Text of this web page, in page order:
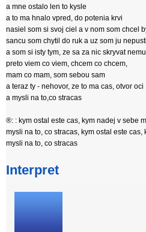
a mne ostalo len to kysle
a to ma hnalo vpred, do potenia krvi
nasiel som si svoj ciel a v nom som chcel
sancu som chytil do ruk a uz som ju nepustil
a som si isty tym, ze sa za nic skryvat
preto viem co viem, chcem co chcem,
mam co mam, som sebou sam
a teraz ty - nehovor, ze to ma cas, otvor oci
a mysli na to,co stracas
®: : kym ostal este cas, kym nadej v sebe
mysli na to, co stracas, kym ostal este cas,
mysli na to, co stracas
Interpret